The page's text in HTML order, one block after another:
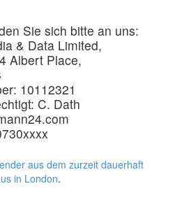
Sie sich bitte an uns:
& Data Limited,
Albert Place,
10112321
C. Dath
aus dem zurzeit dauerhaft
in London.